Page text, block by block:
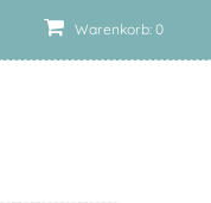
Warenkorb: 0